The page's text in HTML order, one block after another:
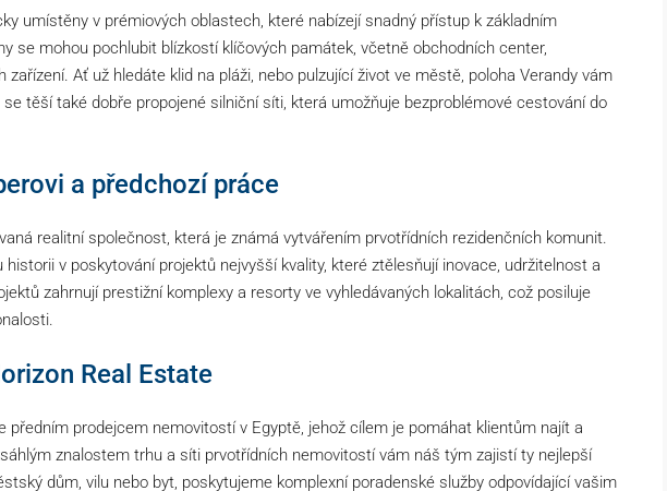
umístěny v prémiových oblastech, které nabízejí snadný přístup k základním
se mohou pochlubit blízkostí klíčových památek, včetně obchodních center,
Ať už hledáte klid na pláži, nebo pulzující život ve městě, poloha Verandy vám
těší také dobře propojené silniční síti, která umožňuje bezproblémové cestování do
a předchozí práce
realitní společnost, která je známá vytvářením prvotřídních rezidenčních komunit.
v poskytování projektů nejvyšší kvality, které ztělesňují inovace, udržitelnost a
zahrnují prestižní komplexy a resorty ve vyhledávaných lokalitách, což posiluje
Real Estate
předním prodejcem nemovitostí v Egyptě, jehož cílem je pomáhat klientům najít a
znalostem trhu a síti prvotřídních nemovitostí vám náš tým zajistí ty nejlepší
dům, vilu nebo byt, poskytujeme komplexní poradenské služby odpovídající vašim